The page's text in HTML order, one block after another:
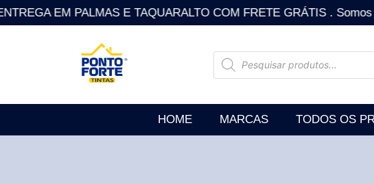
EM PALMAS E TAQUARALTO COM FRETE GRÁTIS .
HOME MARCAS TODOS OS